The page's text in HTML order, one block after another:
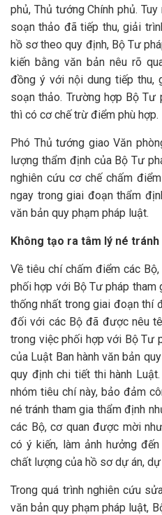
phủ, Thủ tướng Chính phủ.
soạn thảo đã tiếp thu, giải
hồ sơ theo quy định, Bộ Tư
kiến bằng văn bản nêu rõ
đồng ý với nội dung tiếp thu,
soạn thảo. Trường hợp Bộ Tư
thì có cơ chế trừ điểm phù hợp.
Phó Thủ tướng giao Văn
lượng thẩm định của Bộ Tư
nghiên cứu cơ chế chấm
ngay trong giai đoạn thẩm
văn bản quy phạm pháp luật.
Không tạo ra tâm lý né
Về tiêu chí chấm điểm các
phối hợp với Bộ Tư pháp tham
thống nhất trong giai đoạn thí
đối với các Bộ đã được nêu
trong việc phối hợp với Bộ Tư
của Luật Ban hành văn bản
quy định chi tiết thi hành
nhóm tiêu chí này, bảo đảm
né tránh tham gia thẩm định
các Bộ, cơ quan được mời
có ý kiến, làm ảnh hưởng
chất lượng của hồ sơ dự án,
Trong quá trình nghiên cứu
văn bản quy phạm pháp luật,